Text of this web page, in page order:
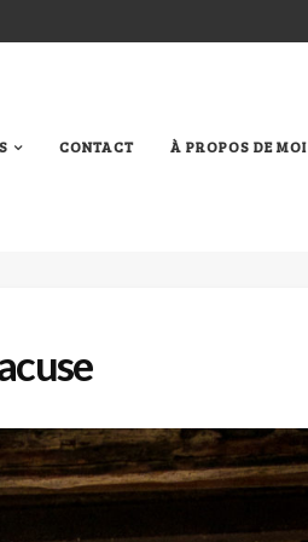
CONTACT À PROPOS DE MOI